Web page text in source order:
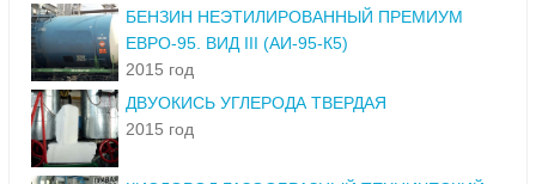
БЕНЗИН НЕЭТИЛИРОВАННЫЙ ПРЕМИУМ
ЕВРО-95. ВИД III (АИ-95-К5)
2015 год
ДВУОКИСЬ УГЛЕРОДА ТВЕРДАЯ
2015 год